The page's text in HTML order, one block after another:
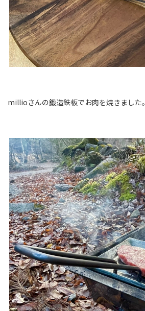
millioさんの鍛造鉄板でお肉を焼きました。